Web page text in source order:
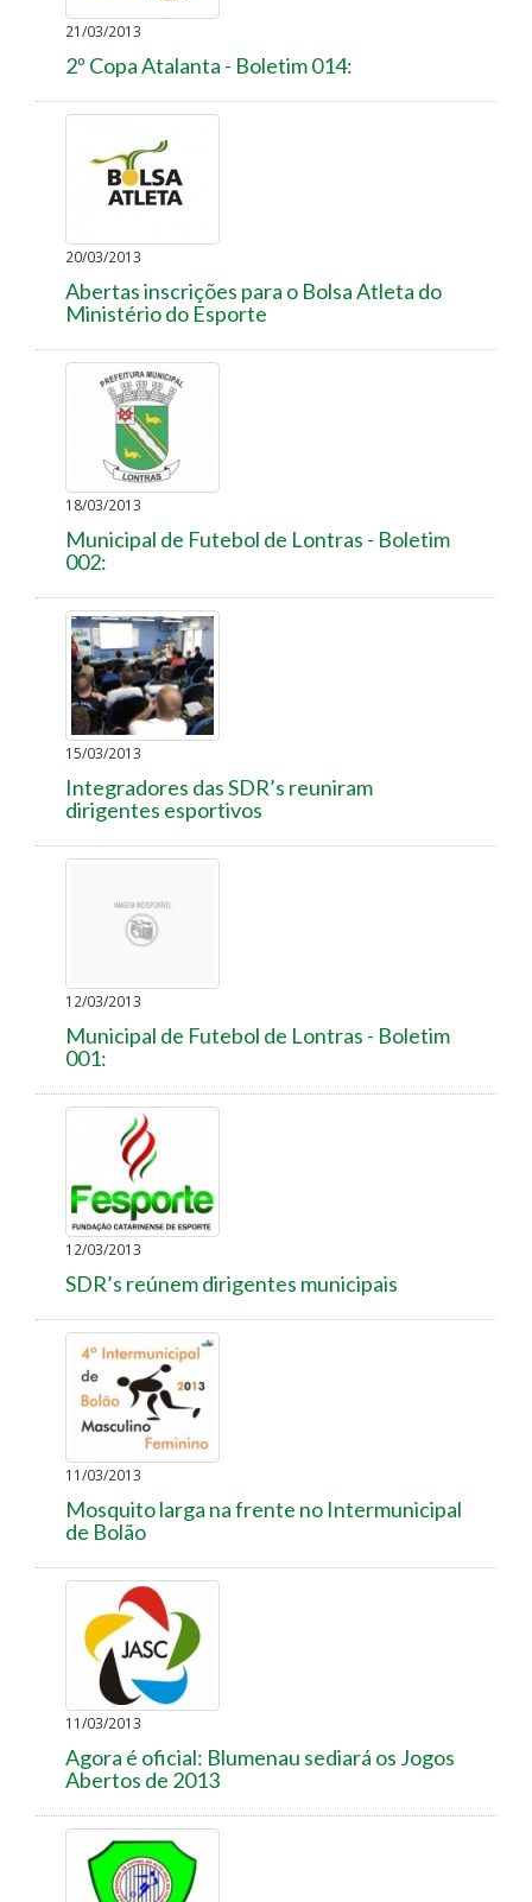
21/03/2013
2º Copa Atalanta - Boletim 014:
20/03/2013
Abertas inscrições para o Bolsa Atleta do
Ministério do Esporte
18/03/2013
Municipal de Futebol de Lontras - Boletim
002:
15/03/2013
Integradores das SDR’s reuniram
dirigentes esportivos
12/03/2013
Municipal de Futebol de Lontras - Boletim
001:
12/03/2013
SDR’s reúnem dirigentes municipais
11/03/2013
Mosquito larga na frente no Intermunicipal
de Bolão
11/03/2013
Agora é oficial: Blumenau sediará os Jogos
Abertos de 2013